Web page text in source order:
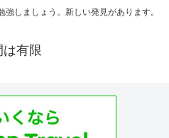
しましょう。新しい発見があります。
は有限